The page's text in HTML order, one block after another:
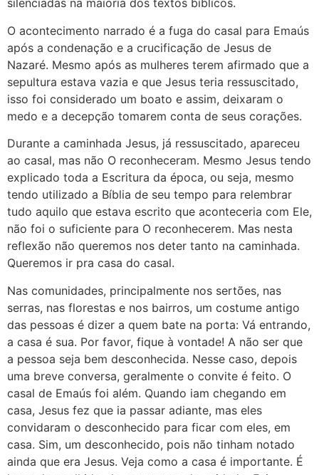
silenciadas na maioria dos textos bíblicos.
O acontecimento narrado é a fuga do casal para Emaús
após a condenação e a crucificação de Jesus de
Nazaré. Mesmo após as mulheres terem afirmado que a
sepultura estava vazia e que Jesus teria ressuscitado,
isso foi considerado um boato e assim, deixaram o
medo e a decepção tomarem conta de seus corações.
Durante a caminhada Jesus, já ressuscitado, apareceu
ao casal, mas não O reconheceram. Mesmo Jesus tendo
explicado toda a Escritura da época, ou seja, mesmo
tendo utilizado a Bíblia de seu tempo para relembrar
tudo aquilo que estava escrito que aconteceria com Ele,
não foi o suficiente para O reconhecerem. Mas nesta
reflexão não queremos nos deter tanto na caminhada.
Queremos ir pra casa do casal.
Nas comunidades, principalmente nos sertões, nas
serras, nas florestas e nos bairros, um costume antigo
das pessoas é dizer a quem bate na porta: Vá entrando,
a casa é sua. Por favor, fique à vontade! A não ser que
a pessoa seja bem desconhecida. Nesse caso, depois
uma breve conversa, geralmente o convite é feito. O
casal de Emaús foi além. Quando iam chegando em
casa, Jesus fez que ia passar adiante, mas eles
convidaram o desconhecido para ficar com eles, em
casa. Sim, um desconhecido, pois não tinham notado
ainda que era Jesus. Veja como a casa é importante. É